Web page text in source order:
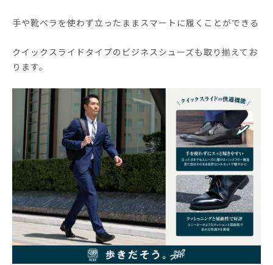
手や靴ベラを使わず立ったままスマートに履くことができる
クイックスライドタイプのビジネスシューズも取り揃えてお
ります。